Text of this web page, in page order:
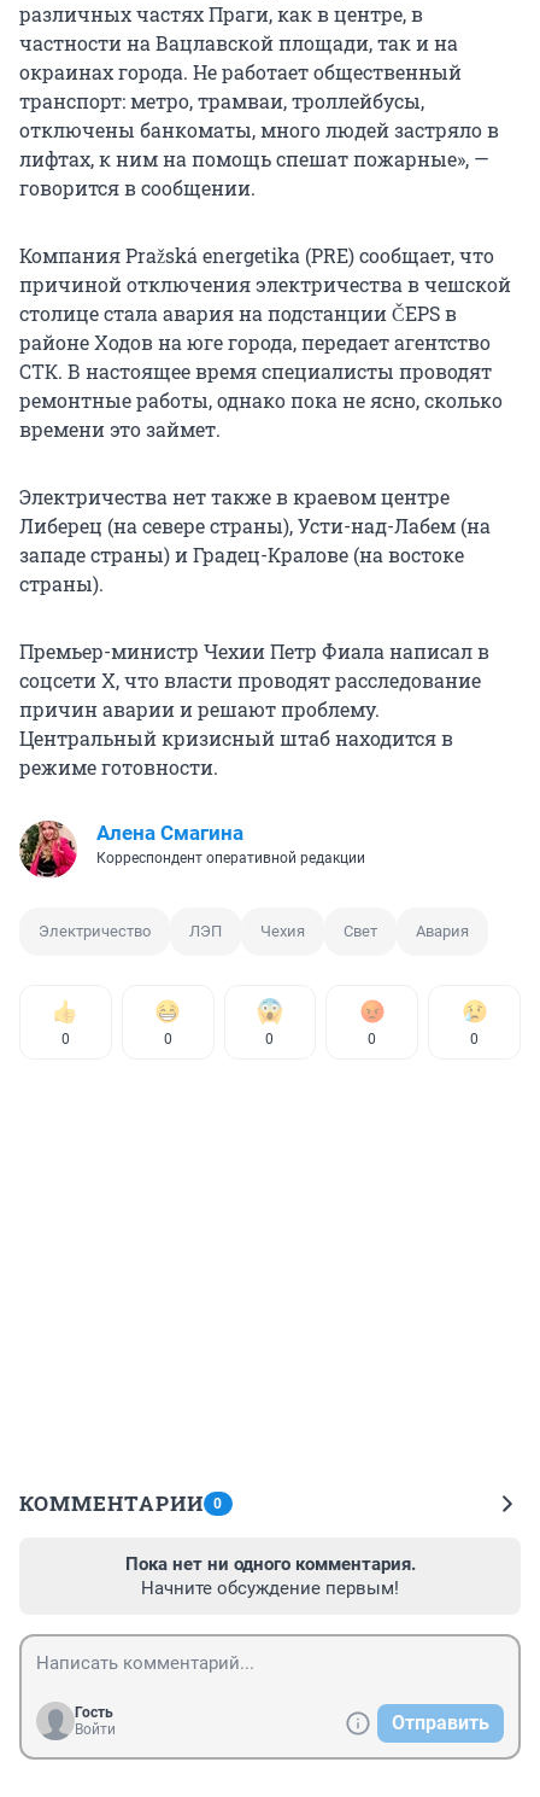
различных частях Праги, как в центре, в
частности на Вацлавской площади, так и на
окраинах города. Не работает общественный
транспорт: метро, трамваи, троллейбусы,
отключены банкоматы, много людей застряло в
лифтах, к ним на помощь спешат пожарные», —
говорится в сообщении.
Компания Pražská energetika (PRE) сообщает, что
причиной отключения электричества в чешской
столице стала авария на подстанции ČEPS в
районе Ходов на юге города, передает агентство
СТК. В настоящее время специалисты проводят
ремонтные работы, однако пока не ясно, сколько
времени это займет.
Электричества нет также в краевом центре
Либерец (на севере страны), Усти-над-Лабем (на
западе страны) и Градец-Кралове (на востоке
страны).
Премьер-министр Чехии Петр Фиала написал в
соцсети X, что власти проводят расследование
причин аварии и решают проблему.
Центральный кризисный штаб находится в
режиме готовности.
Алена Смагина
Корреспондент оперативной редакции
Электричество ЛЭП Чехия Свет Авария
0 0 0 0 0
КОММЕНТАРИИ 0
Пока нет ни одного комментария.
Начните обсуждение первым!
Гость
Войти
Отправить